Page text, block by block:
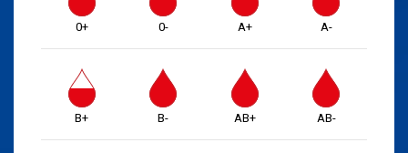
0+ 0- A+ A-
B+ B- AB+ AB-